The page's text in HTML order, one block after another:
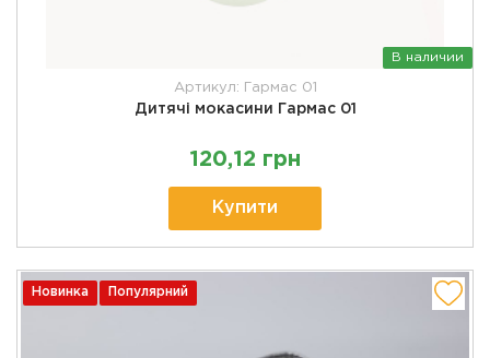
В наличии
Артикул: Гармас 01
Дитячі мокасини Гармас 01
120,12 грн
Купити
Новинка Популярний